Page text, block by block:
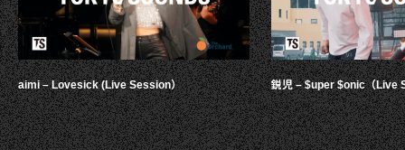
aimi – Lovesick (Live Session） 鋭児 – $uper $onic（Live